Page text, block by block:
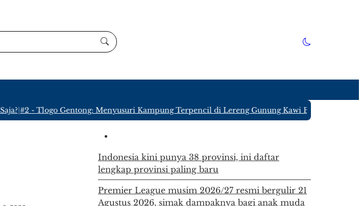
|#2 - Tlogo Gentong: Menyusuri Kampung Terpencil di Lereng Gunung Kawi Blitar yang
Indonesia kini punya 38 provinsi, ini daftar
lengkap provinsi paling baru
Premier League musim 2026/27 resmi bergulir 21
Agustus 2026, simak dampaknya bagi anak muda